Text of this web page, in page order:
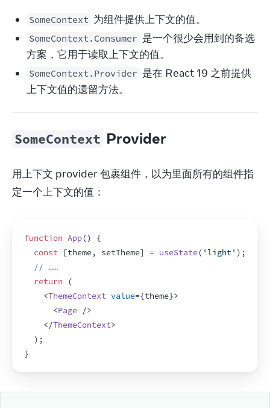
SomeContext 为组件提供上下文的值。
SomeContext.Consumer 是一个很少会用到的备选
方案，它用于读取上下文的值。
SomeContext.Provider 是在 React 19 之前提供
上下文值的遗留方法。
SomeContext Provider
用上下文 provider 包裹组件，以为里面所有的组件指
定一个上下文的值：
function App()
{
const
[theme, setTheme] = useState( 'light' ) ;
// ……
return
(
<ThemeContext value={theme}>
<Page />
</ThemeContext>
) ;
}